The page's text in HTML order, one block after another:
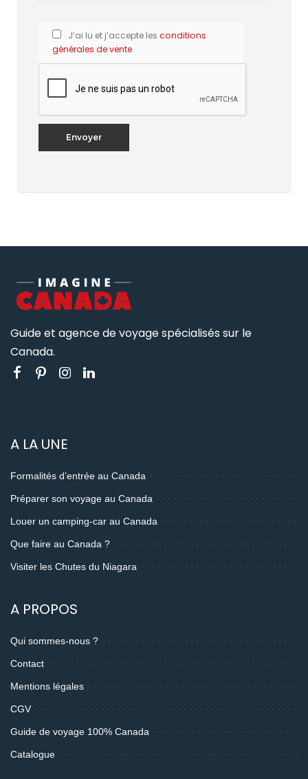
J’ai lu et j’accepte les conditions
générales de vente
Guide et agence de voyage spécialisés sur le
Canada.
A LA UNE
Formalités d’entrée au Canada
Préparer son voyage au Canada
Louer un camping-car au Canada
Que faire au Canada ?
Visiter les Chutes du Niagara
A PROPOS
Qui sommes-nous ?
Contact
Mentions légales
CGV
Guide de voyage 100% Canada
Catalogue